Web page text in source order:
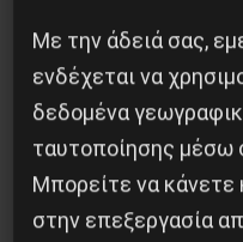
φτωχούς
στους
Με την άδειά σας,
ενδέχεται να
δεδομένα
ταυτοποίησης
Μπορείτε να κάνετε
στην επεξεργασία